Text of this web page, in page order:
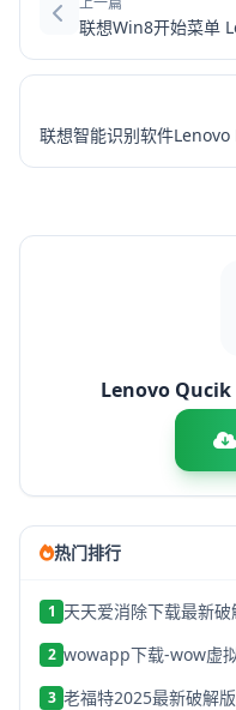
Lenovo Qucik
热门排行
1 天天爱消除下载最新
2 wowapp下载-wow虚
3